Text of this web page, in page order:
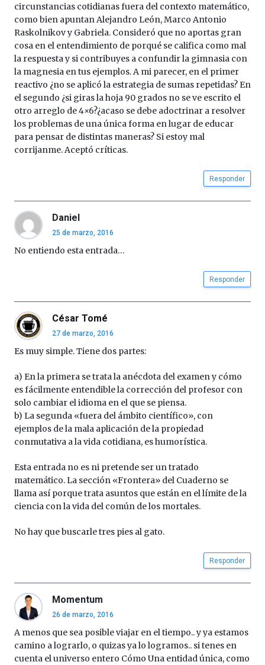
circunstancias cotidianas fuera del contexto matemático,
como bien apuntan Alejandro León, Marco Antonio
Raskolnikov y Gabriela. Consideró que no aportas gran
cosa en el entendimiento de porqué se califica como mal
la respuesta y si contribuyes a confundir la gimnasia con
la magnesia en tus ejemplos. A mi parecer, en el primer
reactivo ¿no se aplicó la estrategia de sumas repetidas? En
el segundo ¿si giras la hoja 90 grados no se ve escrito el
otro arreglo de 4×6?¿acaso se debe adoctrinar a resolver
los problemas de una única forma en lugar de educar
para pensar de distintas maneras? Si estoy mal
corrijanme. Aceptó críticas.
Responder
Daniel
25 de marzo, 2016
No entiendo esta entrada…
Responder
César Tomé
27 de marzo, 2016
Es muy simple. Tiene dos partes:
a) En la primera se trata la anécdota del examen y cómo
es fácilmente entendible la corrección del profesor con
solo cambiar el idioma en el que se piensa.
b) La segunda «fuera del ámbito científico», con
ejemplos de la mala aplicación de la propiedad
conmutativa a la vida cotidiana, es humorística.
Esta entrada no es ni pretende ser un tratado
matemático. La sección «Frontera» del Cuaderno se
llama así porque trata asuntos que están en el límite de la
ciencia con la vida del común de los mortales.
No hay que buscarle tres pies al gato.
Responder
Momentum
26 de marzo, 2016
A menos que sea posible viajar en el tiempo.. y ya estamos
camino a lograrlo, o quizas ya lo logramos.. si tenes en
cuenta el universo entero Cómo Una entidad única, como